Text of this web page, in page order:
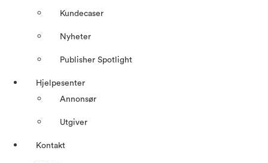
Kundecaser
Nyheter
Publisher Spotlight
Hjelpesenter
Annonsør
Utgiver
Kontakt